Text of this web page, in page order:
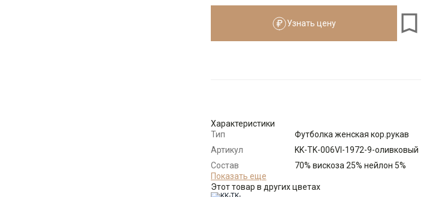
Узнать цену
Характеристики
Тип
Футболка женская кор.рукав
Артикул
KK-TK-006VI-1972-9-оливковый
Состав
сырья
70% вискоза 25% нейлон 5%
Бренд
KATHARINA KROSS (Россия)
Показать еще
Этот товар в других цветах